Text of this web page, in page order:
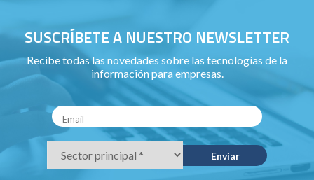
SUSCRÍBETE A NUESTRO NEWSLETTER
Recibe todas las novedades sobre las tecnologías de la
información para empresas.